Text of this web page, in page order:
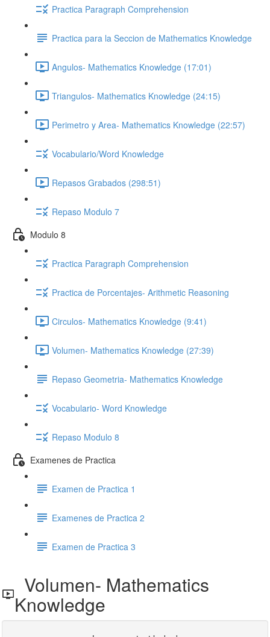
Practica Paragraph Comprehension
Practica para la Seccion de Mathematics Knowledge
Angulos- Mathematics Knowledge (17:01)
Triangulos- Mathematics Knowledge (24:15)
Perimetro y Area- Mathematics Knowledge (22:57)
Vocabulario/Word Knowledge
Repasos Grabados (298:51)
Repaso Modulo 7
Modulo 8
Practica Paragraph Comprehension
Practica de Porcentajes- Arithmetic Reasoning
Circulos- Mathematics Knowledge (9:41)
Volumen- Mathematics Knowledge (27:39)
Repaso Geometria- Mathematics Knowledge
Vocabulario- Word Knowledge
Repaso Modulo 8
Examenes de Practica
Examen de Practica 1
Examenes de Practica 2
Examen de Practica 3
Volumen- Mathematics
Knowledge